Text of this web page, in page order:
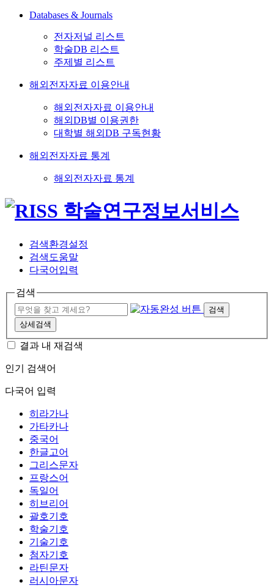
Databases & Journals
전자저널 리스트
학술DB 리스트
주제별 리스트
해외전자자료 이용안내
해외전자자료 이용안내
해외DB별 이용권한
대학별 해외DB 구독현황
해외전자자료 통계
해외전자자료 통계
검색환경설정
검색도움말
다국어입력
검색
검색
상세검색
결과 내 재검색
인기 검색어
다국어 입력
히라가나
가타카나
중국어
한글고어
그리스문자
프랑스어
독일어
히브리어
괄호기호
학술기호
기술기호
첨자기호
라틴문자
러시아문자